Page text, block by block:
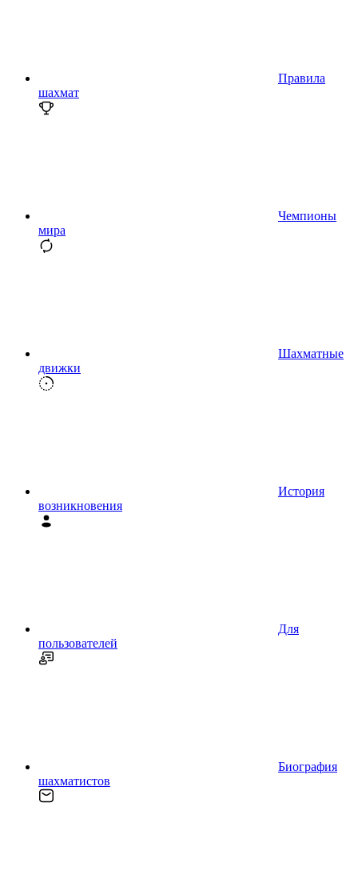
Правила
шахмат
Чемпионы
мира
Шахматные
движки
История
возникновения
Для
пользователей
Биография
шахматистов